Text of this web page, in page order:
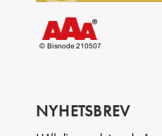
NYHETSBREV